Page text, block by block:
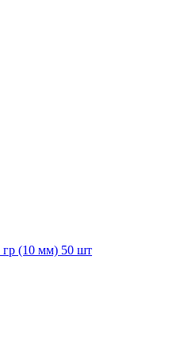
(10 мм) 50 шт